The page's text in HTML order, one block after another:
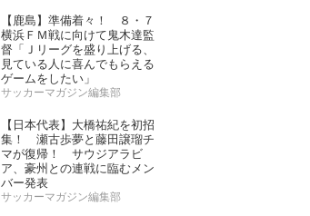
【鹿島】準備着々！ ８・７
横浜ＦＭ戦に向けて鬼木達監
督「Ｊリーグを盛り上げる、
見ている人に喜んでもらえる
ゲームをしたい」
サッカーマガジン編集部
【日本代表】大橋祐紀を初招
集！ 瀬古歩夢と藤田譲瑠チ
マが復帰！ サウジアラビ
ア、豪州との連戦に臨むメン
バー発表
サッカーマガジン編集部